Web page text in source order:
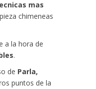
mas
chimeneas
a la hora de
.
de Parla,
puntos de la